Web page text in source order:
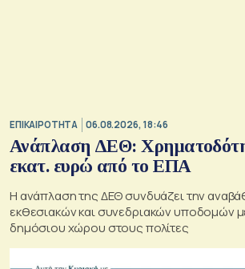
ΕΠΙΚΑΙΡΟΤΗΤΑ 06.08.2026, 18:46
Ανάπλαση ΔΕΘ:
εκατ. ευρώ από το ΕΠΑ
Η ανάπλαση της ΔΕΘ συνδυάζει την
εκθεσιακών και συνεδριακών υποδομών
δημόσιου χώρου στους πολίτες